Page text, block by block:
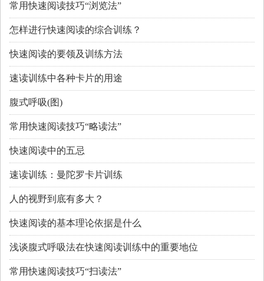
常用快速阅读技巧“浏览法”
怎样进行快速阅读的综合训练？
快速阅读的要领及训练方法
速读训练中各种卡片的用途
腹式呼吸(图)
常用快速阅读技巧“略读法”
快速阅读中的五忌
速读训练：曼陀罗卡片训练
人的视野到底有多大？
快速阅读的基本理论依据是什么
浅谈腹式呼吸法在快速阅读训练中的重要地位
常用快速阅读技巧“扫读法”